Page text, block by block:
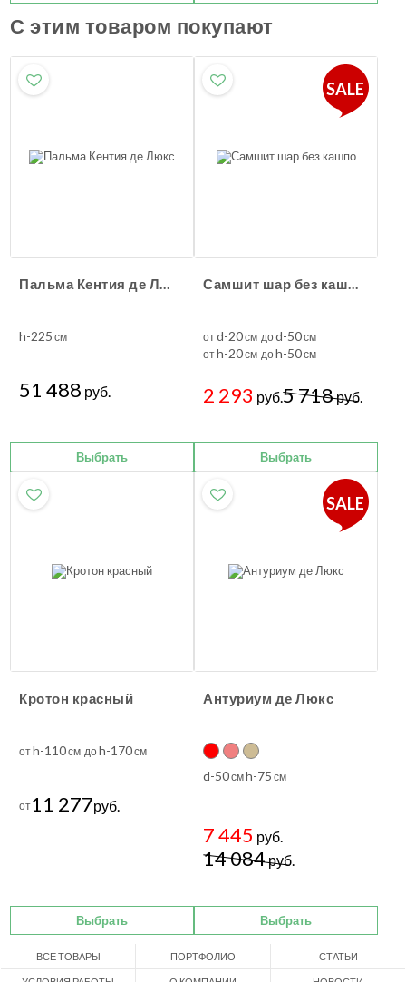
С этим товаром покупают
Пальма Кентия де Люкс
h-225 см
51 488 руб.
Выбрать
SALE
Самшит шар без кашпо
отd-20см доd-50см
отh-20см доh-50см
2 293 руб.5 718руб.
Выбрать
Кротон красный
отh-110см доh-170см
от11 277руб.
Выбрать
SALE
Антуриум де Люкс
d-50смh-75 см
7 445 руб.
14 084руб.
Выбрать
ВСЕ ТОВАРЫ ПОРТФОЛИО СТАТЬИ